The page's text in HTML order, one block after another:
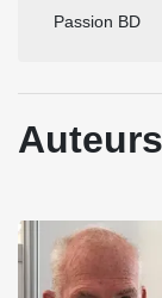
Passion BD